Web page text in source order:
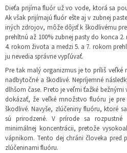
Dieťa prijíma fluór už vo vode, ktorá sa
Ak však prijímajú fluór ešte aj v zubnej
iných zdrojov, môže dôjsť k škodlivému
prehltnú až 100% zubnej pasty do konca
4. rokom života a medzi 5. a 7. rokom
ju nevedia správne vypľúvať.
Pre tak malý organizmus je to príliš veľké
nadbytočné a škodlivé. Nepríjemné
dlhšom čase. Preto je veľmi ťažké
dokázať, že veľké množstvo fluóru je
škodlivé. Navyše, zlúčeniny fluóru, ktoré
sú prirodzené. V prírode sa
minimálnej koncentrácii, pretože
vápnikom. Tento dej chráni človeka pred
zlúčeninami fluóru.